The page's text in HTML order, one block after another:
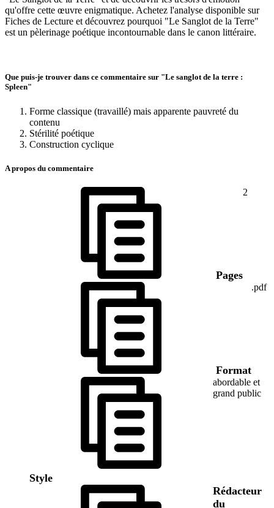
qu'offre cette œuvre enigmatique. Achetez l'analyse disponible sur
Fiches de Lecture et découvrez pourquoi "Le Sanglot de la Terre"
est un pèlerinage poétique incontournable dans le canon littéraire.
Que puis-je trouver dans ce commentaire sur "Le sanglot de la terre :
Spleen"
Forme classique (travaillé) mais apparente pauvreté du
contenu
Stérilité poétique
Construction cyclique
A propos du commentaire
Pages
2
Format
.pdf
Style
abordable et
grand public
Rédacteur
du